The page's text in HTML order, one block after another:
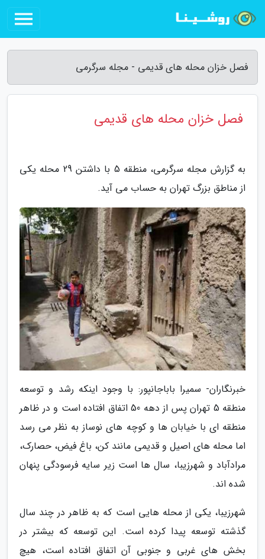
فصل خزان محله های قدیمی - مجله سرگرمی
فصل خزان محله های قدیمی
به گزارش مجله سرگرمی، منطقه 5 با داشتن 29 محله یکی
از مناطق بزرگ تهران به حساب می آید.
خبرنگاران- سمیرا باباجانپور: با وجود اینکه رشد و توسعه
منطقه 5 تهران پس از دهه 50 اتفاق افتاده است و در ظاهر
منطقه ای با خیابان ها و کوچه های نوساز به نظر می رسد
اما محله های اصیل و قدیمی مانند کن، باغ فیض، حصارک،
مرادآباد و شهرزیبا، سال ها است زیر سایه فرسودگی پنهان
شده اند.
شهرزیبا، یکی از محله هایی است که به ظاهر در چند سال
گذشته توسعه پیدا کرده است. این توسعه که بیشتر در
بخش های غربی و جنوبی آن اتفاق افتاده است، هیچ